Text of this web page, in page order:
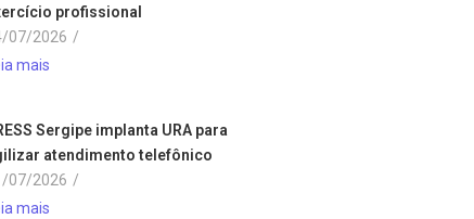
profissional
07/2026 /
mais
Sergipe implanta URA para
atendimento telefônico
07/2026 /
mais